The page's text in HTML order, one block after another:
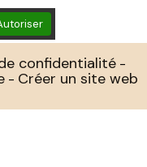
confidentialité
Créer un site web